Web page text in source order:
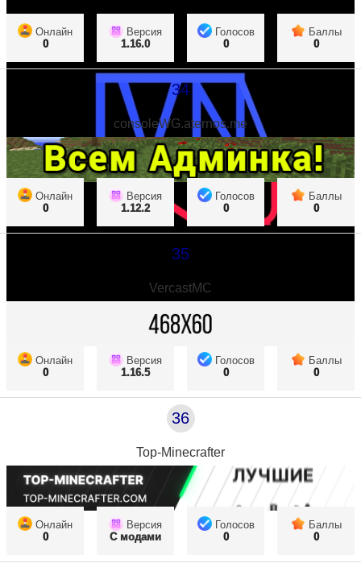
Онлайн
0
Версия
1.16.0
Голосов
0
Баллы
0
34
consoleWG.aternos.me
Онлайн
0
Версия
1.12.2
Голосов
0
Баллы
0
35
VercastMC
Онлайн
0
Версия
1.16.5
Голосов
0
Баллы
0
36
Top-Minecrafter
Онлайн
0
Версия
С модами
Голосов
0
Баллы
0